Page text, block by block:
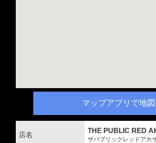
マップアプリで地
店名 THE PUBLIC RED
ザパブリックレッドアカ